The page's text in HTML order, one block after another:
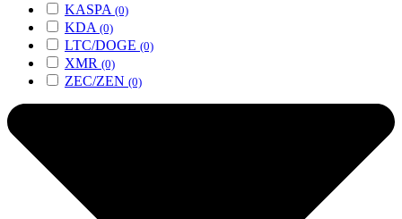
KASPA (0)
KDA (0)
LTC/DOGE (0)
XMR (0)
ZEC/ZEN (0)